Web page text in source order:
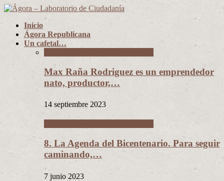
Inicio
Ágora Republicana
Un cafetal…
Max Raña Rodriguez es un emprendedor
nato, productor,…
14 septiembre 2023
8. La Agenda del Bicentenario. Para seguir
caminando,…
7 junio 2023